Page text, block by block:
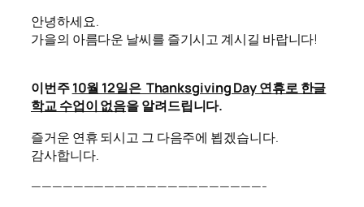
안녕하세요.
가을의 아름다운 날씨를 즐기시고 계시길 바랍니다!
이번주10월 12일은 Thanksgiving Day 연휴로 한글
학교 수업이 없음을 알려드립니다.
즐거운 연휴 되시고 그 다음주에 뵙겠습니다.
감사합니다.
——————————————————————-